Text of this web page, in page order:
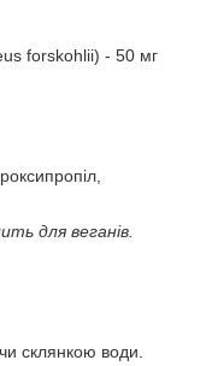
forskohlii) - 50 мг
для веганів.
склянкою води.